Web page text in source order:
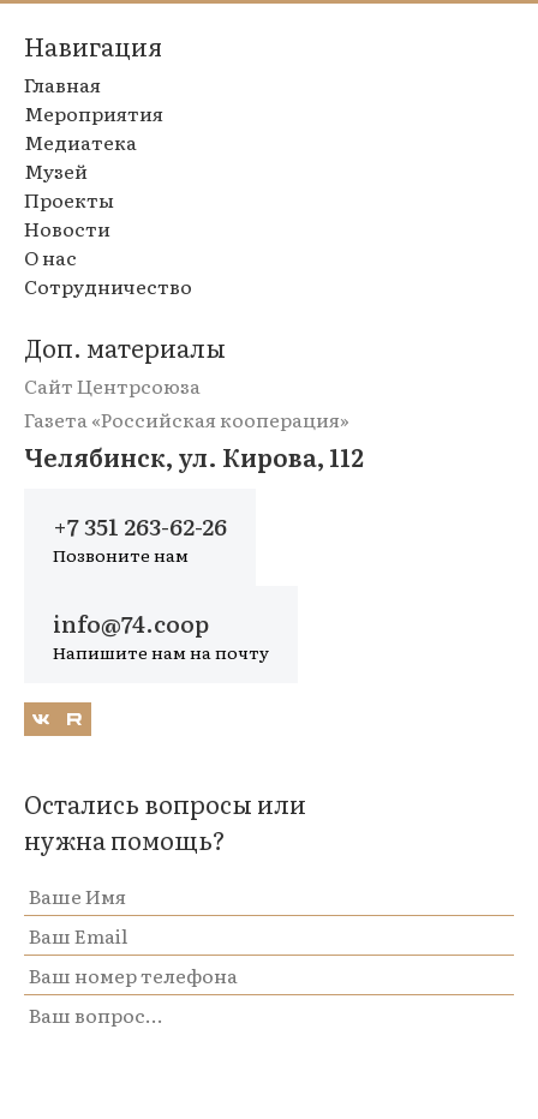
Навигация
Главная
Мероприятия
Медиатека
Музей
Проекты
Новости
О нас
Сотрудничество
Доп. материалы
Сайт Центрсоюза
Газета «Российская кооперация»
Челябинск, ул. Кирова, 112
+7 351 263-62-26
Позвоните нам
info@74.coop
Напишите нам на почту
Остались вопросы или
нужна помощь?